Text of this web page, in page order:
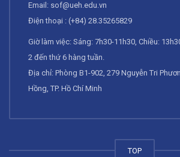
Email: sof@ueh.edu.vn
Điện thoại : (+84) 28.35265829
Giờ làm việc: Sáng: 7h30-11h30, Chiều:
2 đến thứ 6 hàng tuần.
Địa chỉ: Phòng B1-902, 279 Nguyễn Tri
Hồng, TP. Hồ Chí Minh
TOP